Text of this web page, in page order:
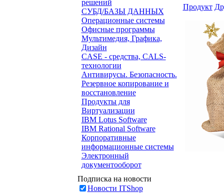
решений
СУБД/БАЗЫ ДАННЫХ
Операционные системы
Офисные программы
Мультимедия, Графика,
Дизайн
CASE - средства, CALS-
технологии
Антивирусы. Безопасность.
Резервное копирование и
восстановление
Продукты для
Виртуализации
IBM Lotus Software
IBM Rational Software
Корпоративные
информационные системы
Электронный
документооборот
Подписка на новости
Новости ITShop
Продукт